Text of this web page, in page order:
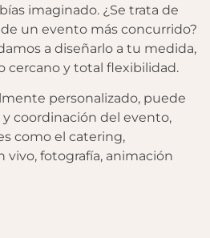
imaginado. ¿Se trata de
un evento más concurrido?
a diseñarlo a tu medida,
cercano y total flexibilidad.
personalizado, puede
coordinación del evento,
como el catering,
vivo, fotografía, animación